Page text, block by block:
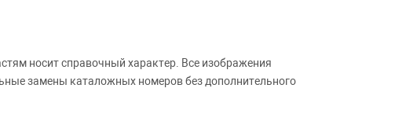
носит справочный характер. Все изображения
замены каталожных номеров без дополнительного